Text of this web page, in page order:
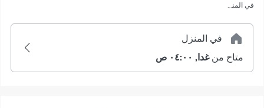
في المنزل
في المنزل
متاح من غدا, ٠٤:٠٠ ص